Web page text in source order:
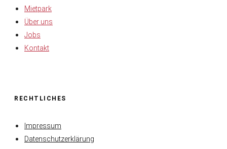
Mietpark
Über uns
Jobs
Kontakt
RECHTLICHES
Impressum
Datenschutzerklärung